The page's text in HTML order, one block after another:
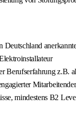
Deutschland
Berufserfahrung z.B.
mindestens B2